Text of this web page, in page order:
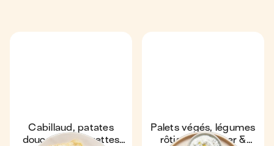
Cabillaud, patates
douces & courgettes
Palets végés, légumes
rôtis au air-fryer &